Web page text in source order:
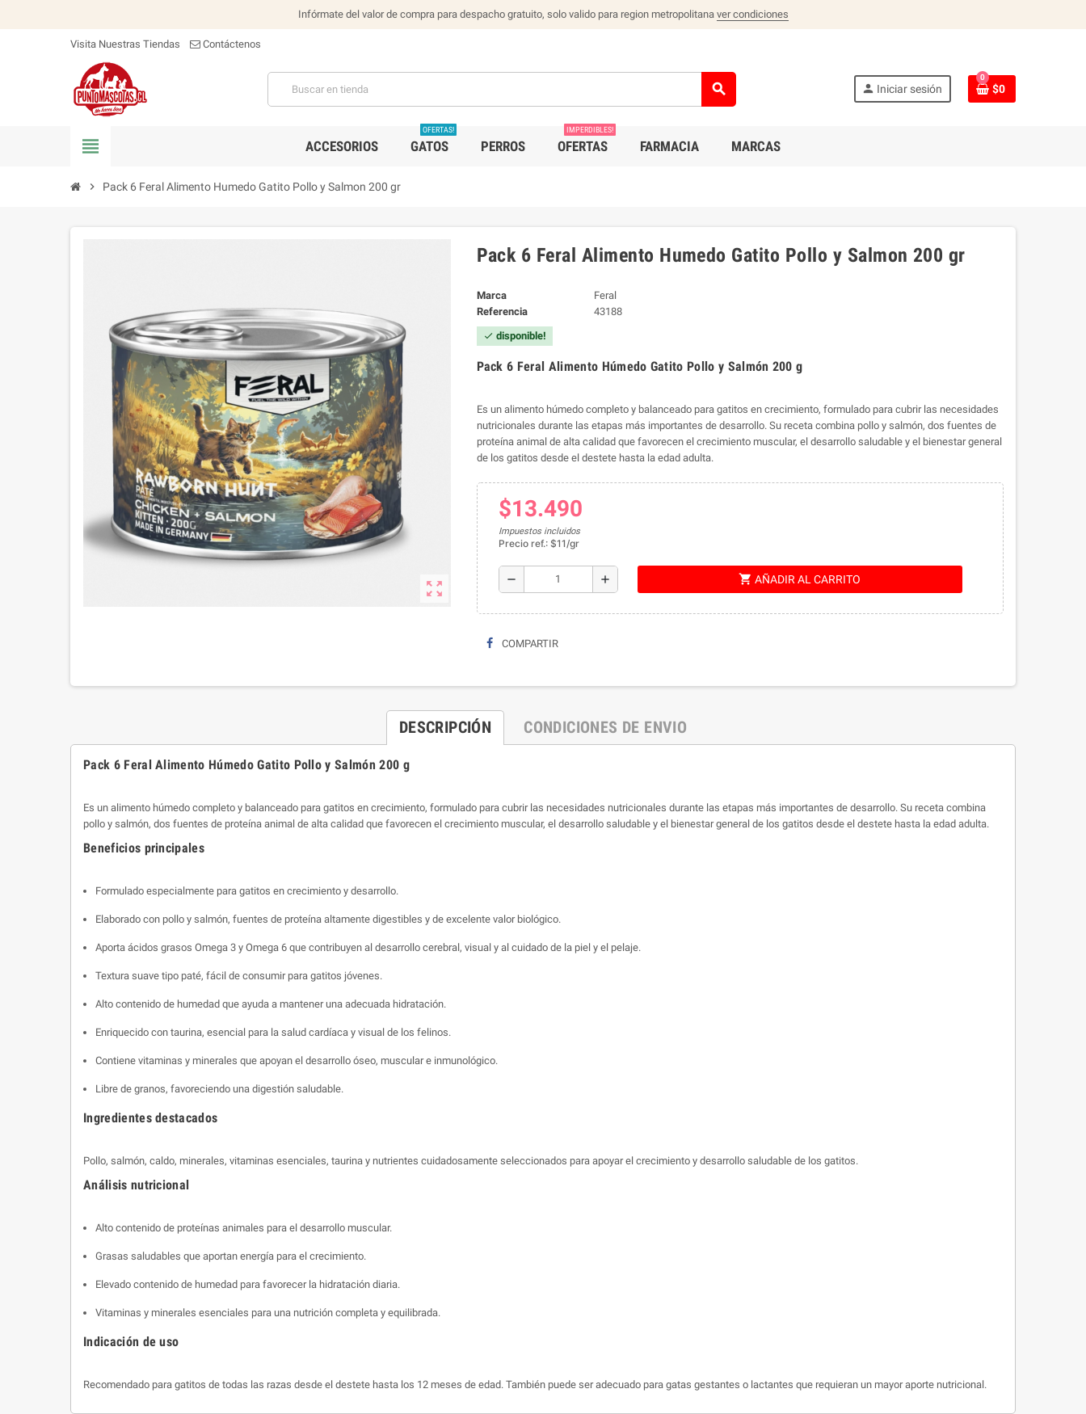
Infórmate del valor de compra para despacho gratuito, solo valido para region metropolitana ver condiciones
Visita Nuestras Tiendas Contáctenos
search person Iniciar sesión
0
$0
view_headline ACCESORIOS GATOS
OFERTAS!
PERROS OFERTAS
IMPERDIBLES!
FARMACIA MARCAS
chevron_right Pack 6 Feral Alimento Humedo Gatito Pollo y Salmon 200 gr
zoom_out_map
Pack 6 Feral Alimento Humedo Gatito Pollo y Salmon 200 gr
Marca
Feral
Referencia
43188
check disponible!
Pack 6 Feral Alimento Húmedo Gatito Pollo y Salmón 200 g
Es un alimento húmedo completo y balanceado para gatitos en crecimiento, formulado para cubrir las necesidades
nutricionales durante las etapas más importantes de desarrollo. Su receta combina pollo y salmón, dos fuentes de
proteína animal de alta calidad que favorecen el crecimiento muscular, el desarrollo saludable y el bienestar general
de los gatitos desde el destete hasta la edad adulta.
$13.490
Impuestos incluidos
Precio ref.: $11/gr
remove add shopping_cart AÑADIR AL CARRITO
COMPARTIR
DESCRIPCIÓN CONDICIONES DE ENVIO
Pack 6 Feral Alimento Húmedo Gatito Pollo y Salmón 200 g
Es un alimento húmedo completo y balanceado para gatitos en crecimiento, formulado para cubrir las necesidades nutricionales durante las etapas más importantes de desarrollo. Su receta combina
pollo y salmón, dos fuentes de proteína animal de alta calidad que favorecen el crecimiento muscular, el desarrollo saludable y el bienestar general de los gatitos desde el destete hasta la edad adulta.
Beneficios principales
Formulado especialmente para gatitos en crecimiento y desarrollo.
Elaborado con pollo y salmón, fuentes de proteína altamente digestibles y de excelente valor biológico.
Aporta ácidos grasos Omega 3 y Omega 6 que contribuyen al desarrollo cerebral, visual y al cuidado de la piel y el pelaje.
Textura suave tipo paté, fácil de consumir para gatitos jóvenes.
Alto contenido de humedad que ayuda a mantener una adecuada hidratación.
Enriquecido con taurina, esencial para la salud cardíaca y visual de los felinos.
Contiene vitaminas y minerales que apoyan el desarrollo óseo, muscular e inmunológico.
Libre de granos, favoreciendo una digestión saludable.
Ingredientes destacados
Pollo, salmón, caldo, minerales, vitaminas esenciales, taurina y nutrientes cuidadosamente seleccionados para apoyar el crecimiento y desarrollo saludable de los gatitos.
Análisis nutricional
Alto contenido de proteínas animales para el desarrollo muscular.
Grasas saludables que aportan energía para el crecimiento.
Elevado contenido de humedad para favorecer la hidratación diaria.
Vitaminas y minerales esenciales para una nutrición completa y equilibrada.
Indicación de uso
Recomendado para gatitos de todas las razas desde el destete hasta los 12 meses de edad. También puede ser adecuado para gatas gestantes o lactantes que requieran un mayor aporte nutricional.